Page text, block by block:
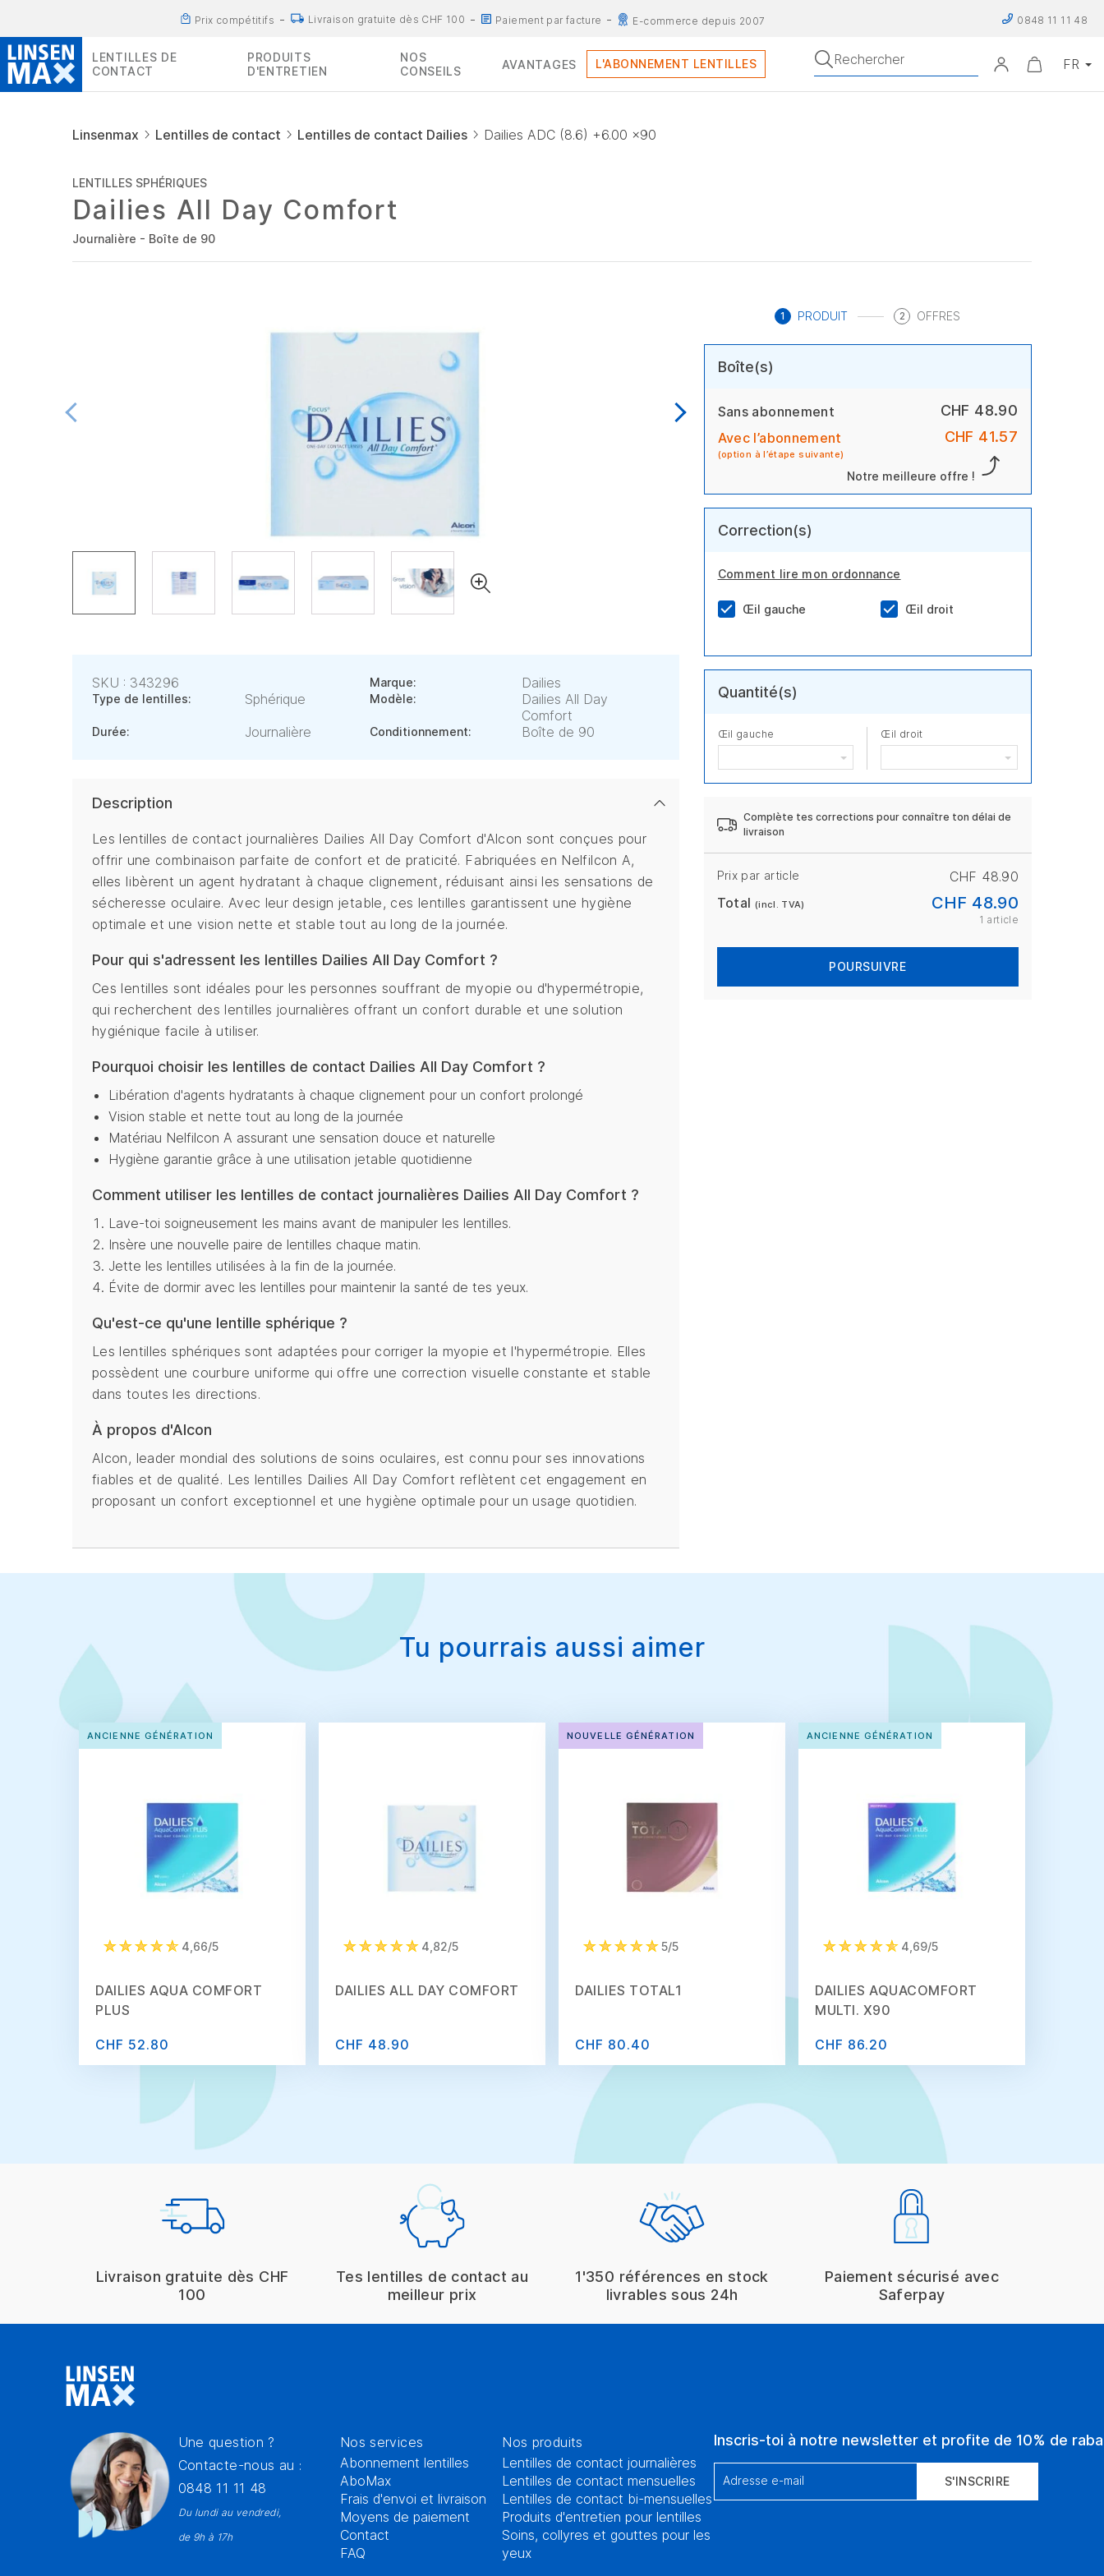
Prix compétitifs Livraison gratuite dès CHF 100 Paiement par facture E-commerce depuis 2007 0848 11 11 48
LENTILLES DE
CONTACT
PRODUITS
D'ENTRETIEN
NOS
CONSEILS
AVANTAGES L'ABONNEMENT LENTILLES Rechercher
Linsenmax Lentilles de contact Lentilles de contact Dailies Dailies ADC (8.6) +6.00 x90
LENTILLES SPHÉRIQUES
Dailies All Day Comfort
Journalière - Boîte de 90
1 PRODUIT 2 OFFRES
Boîte(s)
Sans abonnement CHF 48.90
Avec l’abonnement
(option à l’étape suivante)
CHF 41.57
Notre meilleure offre !
Correction(s)
Comment lire mon ordonnance
Œil gauche Œil droit
Quantité(s)
Œil gauche Œil droit
Complète tes corrections pour connaître ton délai de
livraison
Prix par article
CHF 48.90
Total (incl. TVA) CHF 48.90
1 article
POURSUIVRE
SKU : 343296 Marque: Dailies
Type de lentilles: Sphérique Modèle:
Dailies All Day
Comfort
Durée: Journalière Conditionnement: Boîte de 90
Description
Les lentilles de contact journalières Dailies All Day Comfort d'Alcon sont conçues pour
offrir une combinaison parfaite de confort et de praticité. Fabriquées en Nelfilcon A,
elles libèrent un agent hydratant à chaque clignement, réduisant ainsi les sensations de
sécheresse oculaire. Avec leur design jetable, ces lentilles garantissent une hygiène
optimale et une vision nette et stable tout au long de la journée.
Pour qui s'adressent les lentilles Dailies All Day Comfort ?
Ces lentilles sont idéales pour les personnes souffrant de myopie ou d'hypermétropie,
qui recherchent des lentilles journalières offrant un confort durable et une solution
hygiénique facile à utiliser.
Pourquoi choisir les lentilles de contact Dailies All Day Comfort ?
Libération d'agents hydratants à chaque clignement pour un confort prolongé
Vision stable et nette tout au long de la journée
Matériau Nelfilcon A assurant une sensation douce et naturelle
Hygiène garantie grâce à une utilisation jetable quotidienne
Comment utiliser les lentilles de contact journalières Dailies All Day Comfort ?
Lave-toi soigneusement les mains avant de manipuler les lentilles.
Insère une nouvelle paire de lentilles chaque matin.
Jette les lentilles utilisées à la fin de la journée.
Évite de dormir avec les lentilles pour maintenir la santé de tes yeux.
Qu'est-ce qu'une lentille sphérique ?
Les lentilles sphériques sont adaptées pour corriger la myopie et l'hypermétropie. Elles
possèdent une courbure uniforme qui offre une correction visuelle constante et stable
dans toutes les directions.
À propos d'Alcon
Alcon, leader mondial des solutions de soins oculaires, est connu pour ses innovations
fiables et de qualité. Les lentilles Dailies All Day Comfort reflètent cet engagement en
proposant un confort exceptionnel et une hygiène optimale pour un usage quotidien.
Tu pourrais aussi aimer
ANCIENNE GÉNÉRATION
4,66/5
DAILIES AQUA COMFORT
PLUS
CHF 52.80
4,82/5
DAILIES ALL DAY COMFORT
CHF 48.90
NOUVELLE GÉNÉRATION
5/5
DAILIES TOTAL1
CHF 80.40
ANCIENNE GÉNÉRATION
4,69/5
DAILIES AQUACOMFORT
MULTI. X90
CHF 86.20
Livraison gratuite dès CHF
100
Tes lentilles de contact au
meilleur prix
1'350 références en stock
livrables sous 24h
Paiement sécurisé avec
Saferpay
Une question ?
Contacte-nous au :
0848 11 11 48
Du lundi au vendredi,
de 9h à 17h
Nos services
Abonnement lentilles
AboMax
Frais d'envoi et livraison
Moyens de paiement
Contact
FAQ
Nos produits
Lentilles de contact journalières
Lentilles de contact mensuelles
Lentilles de contact bi-mensuelles
Produits d'entretien pour lentilles
Soins, collyres et gouttes pour les
yeux
Inscris-toi à notre newsletter et profite de 10% de
Adresse e-mail S'INSCRIRE